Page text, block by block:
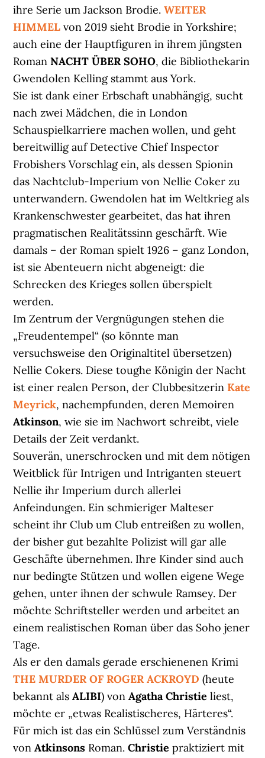
ihre Serie um Jackson Brodie.WEITER
HIMMEL von 2019 sieht Brodie in Yorkshire;
auch eine der Hauptfiguren in ihrem jüngsten
RomanNACHT ÜBER SOHO, die Bibliothekarin
Gwendolen Kelling stammt aus York.
Sie ist dank einer Erbschaft unabhängig, sucht
nach zwei Mädchen, die in London
Schauspielkarriere machen wollen, und geht
bereitwillig auf Detective Chief Inspector
Frobishers Vorschlag ein, als dessen Spionin
das Nachtclub-Imperium von Nellie Coker zu
unterwandern. Gwendolen hat im Weltkrieg als
Krankenschwester gearbeitet, das hat ihren
pragmatischen Realitätssinn geschärft. Wie
damals – der Roman spielt 1926 – ganz London,
ist sie Abenteuern nicht abgeneigt: die
Schrecken des Krieges sollen überspielt
werden.
Im Zentrum der Vergnügungen stehen die
„Freudentempel“ (so könnte man
versuchsweise den Originaltitel übersetzen)
Nellie Cokers. Diese toughe Königin der Nacht
ist einer realen Person, der Clubbesitzerin Kate
Meyrick, nachempfunden, deren Memoiren
Atkinson, wie sie im Nachwort schreibt, viele
Details der Zeit verdankt.
Souverän, unerschrocken und mit dem nötigen
Weitblick für Intrigen und Intriganten steuert
Nellie ihr Imperium durch allerlei
Anfeindungen. Ein schmieriger Malteser
scheint ihr Club um Club entreißen zu wollen,
der bisher gut bezahlte Polizist will gar alle
Geschäfte übernehmen. Ihre Kinder sind auch
nur bedingte Stützen und wollen eigene Wege
gehen, unter ihnen der schwule Ramsey. Der
möchte Schriftsteller werden und arbeitet an
einem realistischen Roman über das Soho jener
Tage.
Als er den damals gerade erschienenen Krimi
THE MURDER OF ROGER ACKROYD (heute
bekannt alsALIBI) vonAgatha Christie liest,
möchte er „etwas Realistischeres, Härteres“.
Für mich ist das ein Schlüssel zum Verständnis
vonAtkinsons Roman.Christie praktiziert mit